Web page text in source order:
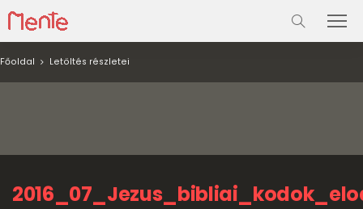
Főoldal Letöltés részletei